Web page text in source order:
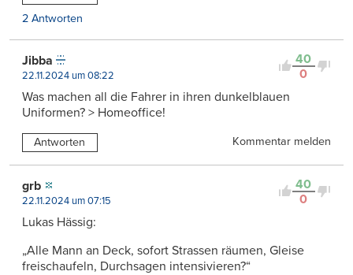
2 Antworten
40
0
Jibba
22.11.2024 um 08:22
Was machen all die Fahrer in ihren dunkelblauen
Uniformen? > Homeoffice!
Antworten Kommentar melden
40
0
grb
22.11.2024 um 07:15
Lukas Hässig:
„Alle Mann an Deck, sofort Strassen räumen, Gleise
freischaufeln, Durchsagen intensivieren?“